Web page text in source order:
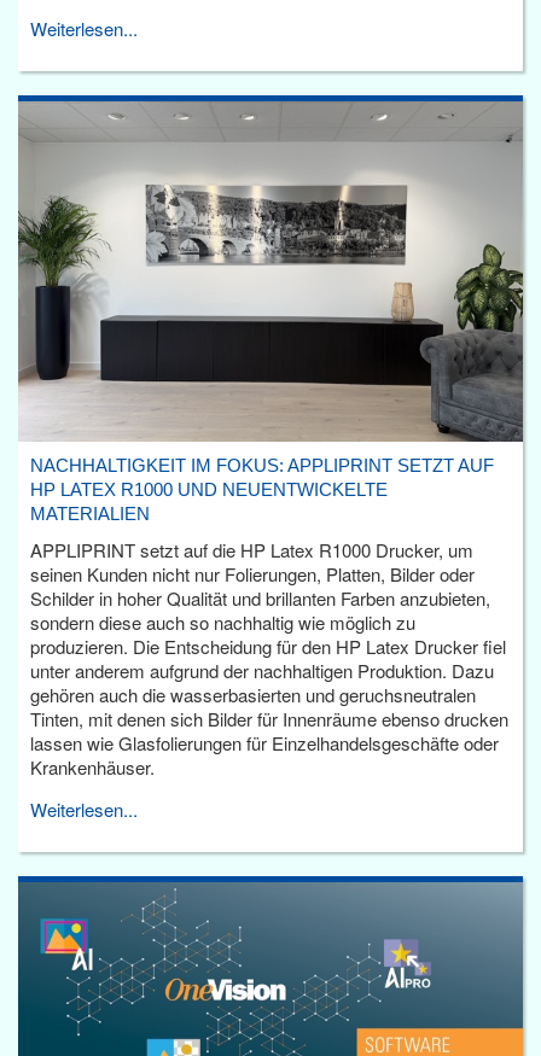
Weiterlesen...
NACHHALTIGKEIT IM FOKUS: APPLIPRINT SETZT AUF
HP LATEX R1000 UND NEUENTWICKELTE
MATERIALIEN
APPLIPRINT setzt auf die HP Latex R1000 Drucker, um
seinen Kunden nicht nur Folierungen, Platten, Bilder oder
Schilder in hoher Qualität und brillanten Farben anzubieten,
sondern diese auch so nachhaltig wie möglich zu
produzieren. Die Entscheidung für den HP Latex Drucker fiel
unter anderem aufgrund der nachhaltigen Produktion. Dazu
gehören auch die wasserbasierten und geruchsneutralen
Tinten, mit denen sich Bilder für Innenräume ebenso drucken
lassen wie Glasfolierungen für Einzelhandelsgeschäfte oder
Krankenhäuser.
Weiterlesen...